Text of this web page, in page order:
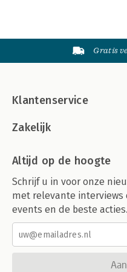
Gratis
Klantenservice
Zakelijk
Altijd op de hoogte
Schrijf u in voor onze
met relevante interviews
events en de beste acties.